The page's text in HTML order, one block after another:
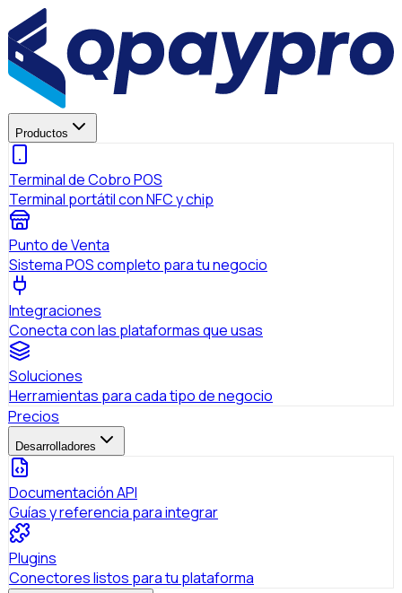
Productos
Terminal de Cobro POS
Terminal portátil con NFC y chip
Punto de Venta
Sistema POS completo para tu negocio
Integraciones
Conecta con las plataformas que usas
Soluciones
Herramientas para cada tipo de negocio
Precios
Desarrolladores
Documentación API
Guías y referencia para integrar
Plugins
Conectores listos para tu plataforma